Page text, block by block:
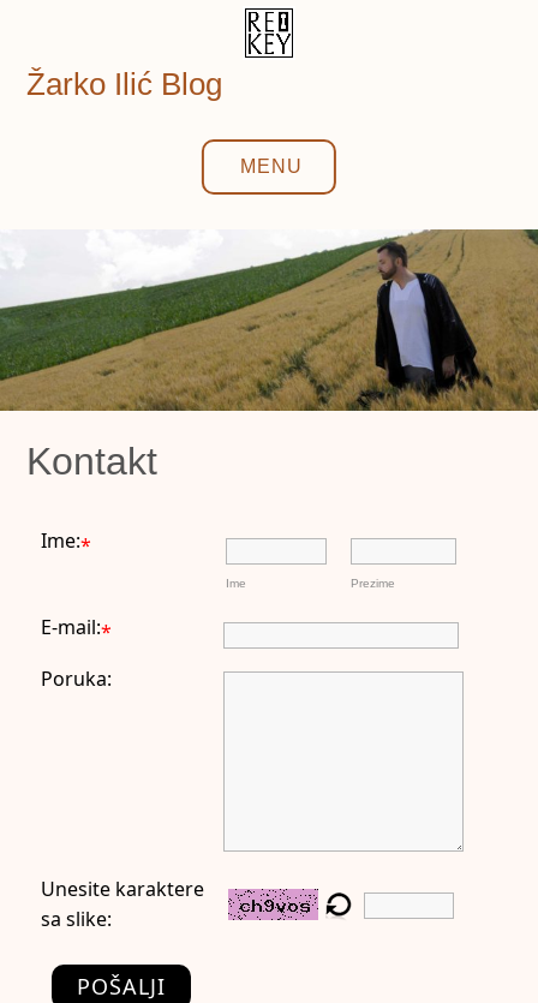
content
Žarko Ilić Blog
MENU
Kontakt
Ime:*
Ime Prezime
E-mail:*
Poruka:
Unesite karaktere
sa slike:
POŠALJI